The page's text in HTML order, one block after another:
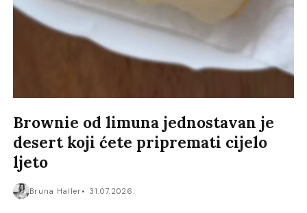
Brownie od limuna jednostavan je
desert koji ćete pripremati cijelo
ljeto
Bruna Haller 31.07.2026.